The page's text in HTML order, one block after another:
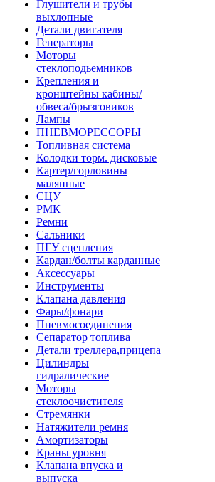
Глушители и трубы
выхлопные
Детали двигателя
Генераторы
Моторы
стеклоподьемников
Крепления и
кронштейны кабины/
обвеса/брызговиков
Лампы
ПНЕВМОРЕССОРЫ
Топливная система
Колодки торм. дисковые
Картер/горловины
малянные
СЦУ
РМК
Ремни
Сальники
ПГУ сцепления
Кардан/болты карданные
Аксессуары
Инструменты
Клапана давления
Фары/фонари
Пневмосоединения
Сепаратор топлива
Детали треллера,прицепа
Цилиндры
гидралические
Моторы
стеклоочистителя
Стремянки
Натяжители ремня
Амортизаторы
Краны уровня
Клапана впуска и
выпуска